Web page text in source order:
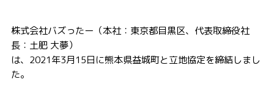
株式会社バズったー（本社：東京都目黒区、代表取締役社
長：土肥 大夢）
は、2021年3月15日に熊本県益城町と立地協定を締結しまし
た。